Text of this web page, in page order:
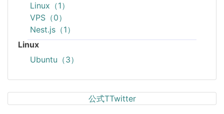
Linux（1）
VPS（0）
Nest.js（1）
Linux
Ubuntu（3）
公式TTwitter